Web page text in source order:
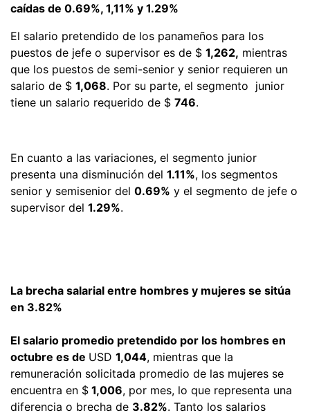
caídas de 0.69%, 1,11% y 1.29%
El salario pretendido de los panameños para los
puestos de jefe o supervisor es de $ 1,262, mientras
que los puestos de semi-senior y senior requieren un
salario de $ 1,068. Por su parte, el segmento junior
tiene un salario requerido de $ 746.
En cuanto a las variaciones, el segmento junior
presenta una disminución del 1.11%, los segmentos
senior y semisenior del 0.69% y el segmento de jefe o
supervisor del 1.29%.
La brecha salarial entre hombres y mujeres se sitúa
en 3.82%
El salario promedio pretendido por los hombres en
octubre es de USD 1,044, mientras que la
remuneración solicitada promedio de las mujeres se
encuentra en $ 1,006, por mes, lo que representa una
diferencia o brecha de 3.82%. Tanto los salarios